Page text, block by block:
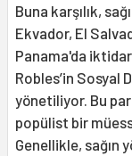
Buna karşılık,
Ekvador, El
Panama'da
Robles’in Sosyal
yönetiliyor. Bu
popülist bir
Genellikle, sağın